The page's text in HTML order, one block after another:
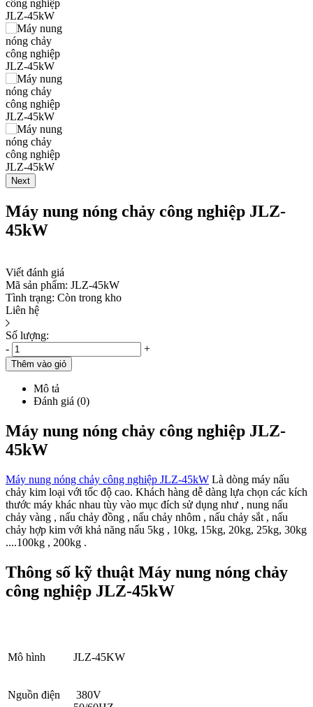
Next
Máy nung nóng chảy công nghiệp JLZ-
45kW
Viết đánh giá
Mã sản phẩm: JLZ-45kW
Tình trạng: Còn trong kho
Liên hệ
Số lượng:
-
+
Thêm vào giỏ
Mô tả
Đánh giá (0)
Máy nung nóng chảy công nghiệp JLZ-
45kW
Máy nung nóng chảy công nghiệp JLZ-45kW Là dòng máy nấu
chảy kim loại với tốc độ cao. Khách hàng dễ dàng lựa chọn các kích
thước máy khác nhau tùy vào mục đích sử dụng như , nung nấu
chảy vàng , nấu chảy đồng , nấu chảy nhôm , nấu chảy sắt , nấu
chảy hợp kim với khả năng nấu 5kg , 10kg, 15kg, 20kg, 25kg, 30kg
....100kg , 200kg .
Thông số kỹ thuật Máy nung nóng chảy
công nghiệp JLZ-45kW
Mô hình JLZ-45KW
Nguồn điện
380V